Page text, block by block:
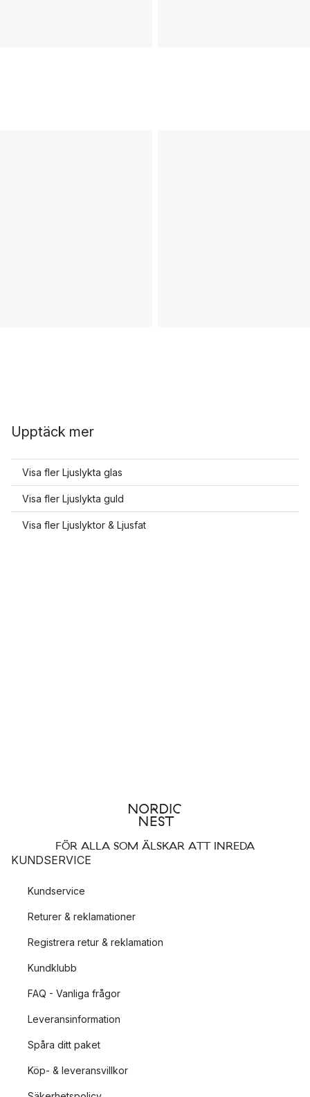
Upptäck mer
Visa fler Ljuslykta glas
Visa fler Ljuslykta guld
Visa fler Ljuslyktor & Ljusfat
FÖR ALLA SOM ÄLSKAR ATT INREDA
KUNDSERVICE
Kundservice
Returer & reklamationer
Registrera retur & reklamation
Kundklubb
FAQ - Vanliga frågor
Leveransinformation
Spåra ditt paket
Köp- & leveransvillkor